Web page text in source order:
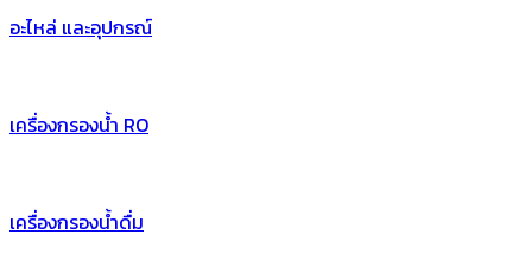
อะไหล่ และอุปกรณ์
เครื่องกรองน้ำ RO
เครื่องกรองน้ำดื่ม